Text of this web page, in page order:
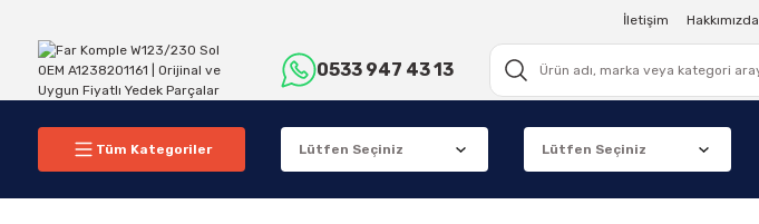
İletişim Hakkımızda
0533 947 43 13
Tüm Kategoriler